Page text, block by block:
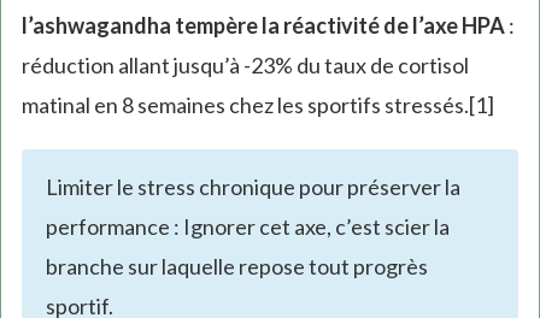
l’ashwagandha tempère la réactivité de l’axe HPA:
réduction allant jusqu’à -23% du taux de cortisol
matinal en 8 semaines chez les sportifs stressés.[1]
Limiter le stress chronique pour préserver la
performance : Ignorer cet axe, c’est scier la
branche sur laquelle repose tout progrès
sportif.